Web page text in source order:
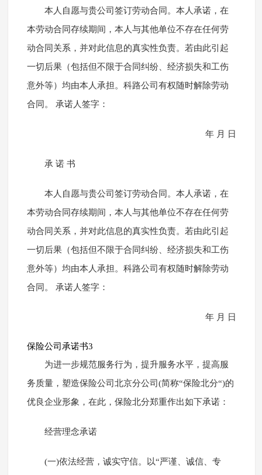
本人自愿与贵公司签订劳动合同。本人承诺，在
本劳动合同存续期间，本人与其他单位不存在任何劳
动合同关系，并对此信息的真实性负责。若由此引起
一切后果（包括但不限于合同纠纷、经济损失和工伤
意外等）均由本人承担。科路公司有权随时解除劳动
合同。 承诺人签字：
年 月 日
承 诺 书
本人自愿与贵公司签订劳动合同。本人承诺，在
本劳动合同存续期间，本人与其他单位不存在任何劳
动合同关系，并对此信息的真实性负责。若由此引起
一切后果（包括但不限于合同纠纷、经济损失和工伤
意外等）均由本人承担。科路公司有权随时解除劳动
合同。 承诺人签字：
年 月 日
保险公司承诺书3
为进一步规范服务行为，提升服务水平，提高服
务质量，塑造保险公司北京分公司(简称“保险北分“)的
优良企业形象，在此，保险北分郑重作出如下承诺：
经营理念承诺
(一)依法经营，诚实守信。以“严谨、诚信、专